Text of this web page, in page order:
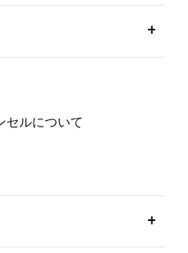
セルについて